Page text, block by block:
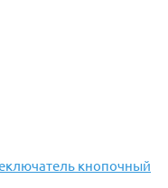
кнопочный